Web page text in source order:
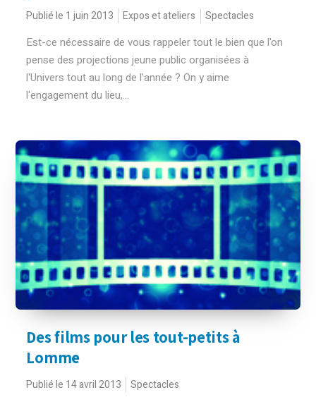
Publié le 1 juin 2013 Expos et ateliers Spectacles
Est-ce nécessaire de vous rappeler tout le bien que l'on
pense des projections jeune public organisées à
l'Univers tout au long de l'année ? On y aime
l'engagement du lieu,...
Des films pour les tout-petits à
Lomme
Publié le 14 avril 2013 Spectacles